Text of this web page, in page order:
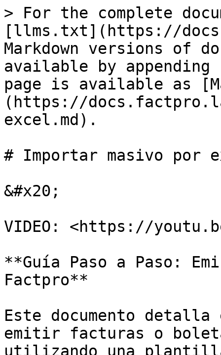
> For the complete
[llms.txt](https://
Markdown versions of
available by
page is available as
(https://
excel.md).
# Importar masivo por
&#x20;
VIDEO: <https://
**Guía Paso a Paso:
Factpro**
Este documento
emitir facturas o
utilizando una